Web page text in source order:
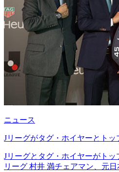
ニュース
Jリーグがタグ・ホイヤーとト
Jリーグとタグ・ホイヤーがト
リーグ 村井 満チェアマン、元